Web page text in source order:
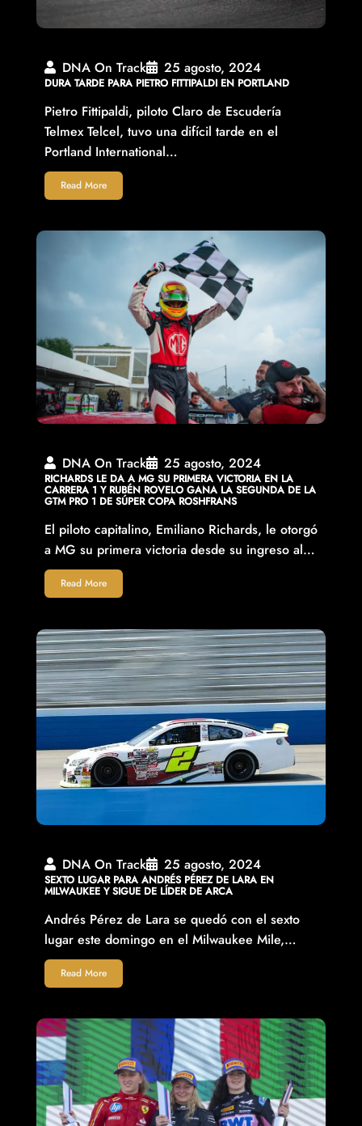
DNA On Track 25 agosto, 2024
DURA TARDE PARA PIETRO FITTIPALDI EN PORTLAND
Pietro Fittipaldi, piloto Claro de Escudería
Telmex Telcel, tuvo una difícil tarde en el
Portland International…
Read More
DNA On Track 25 agosto, 2024
RICHARDS LE DA A MG SU PRIMERA VICTORIA EN LA
CARRERA 1 Y RUBÉN ROVELO GANA LA SEGUNDA DE LA
GTM PRO 1 DE SÚPER COPA ROSHFRANS
El piloto capitalino, Emiliano Richards, le otorgó
a MG su primera victoria desde su ingreso al…
Read More
DNA On Track 25 agosto, 2024
SEXTO LUGAR PARA ANDRÉS PÉREZ DE LARA EN
MILWAUKEE Y SIGUE DE LÍDER DE ARCA
Andrés Pérez de Lara se quedó con el sexto
lugar este domingo en el Milwaukee Mile,…
Read More